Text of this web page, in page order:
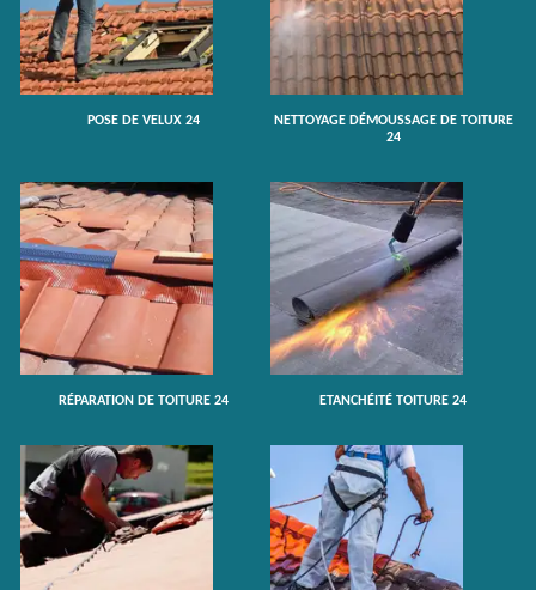
POSE DE VELUX 24
NETTOYAGE DÉMOUSSAGE DE TOITURE
24
RÉPARATION DE TOITURE 24 ETANCHÉITÉ TOITURE 24